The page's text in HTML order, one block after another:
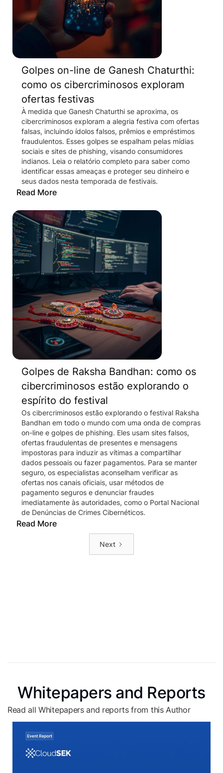
Golpes on-line de Ganesh Chaturthi:
como os cibercriminosos exploram
ofertas festivas
À medida que Ganesh Chaturthi se aproxima, os
cibercriminosos exploram a alegria festiva com ofertas
falsas, incluindo ídolos falsos, prêmios e empréstimos
fraudulentos. Esses golpes se espalham pelas mídias
sociais e sites de phishing, visando consumidores
indianos. Leia o relatório completo para saber como
identificar essas ameaças e proteger seu dinheiro e
seus dados nesta temporada de festivais.
Read More
Golpes de Raksha Bandhan: como os
cibercriminosos estão explorando o
espírito do festival
Os cibercriminosos estão explorando o festival Raksha
Bandhan em todo o mundo com uma onda de compras
on-line e golpes de phishing. Eles usam sites falsos,
ofertas fraudulentas de presentes e mensagens
impostoras para induzir as vítimas a compartilhar
dados pessoais ou fazer pagamentos. Para se manter
seguro, os especialistas aconselham verificar as
ofertas nos canais oficiais, usar métodos de
pagamento seguros e denunciar fraudes
imediatamente às autoridades, como o Portal Nacional
de Denúncias de Crimes Cibernéticos.
Read More
Next
Whitepapers and Reports
Read all Whitepapers and reports from this Author